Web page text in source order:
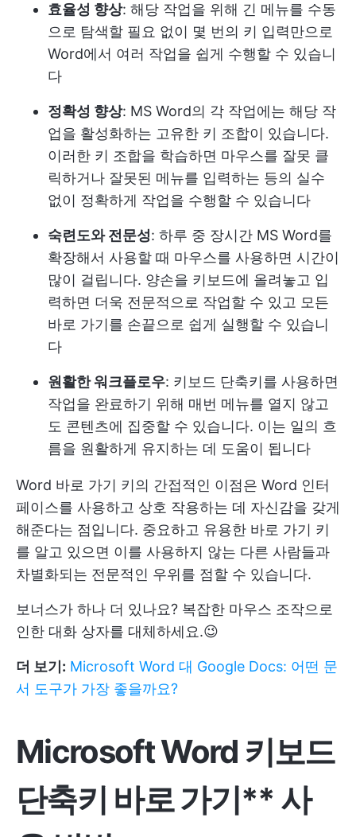
효율성 향상: 해당 작업을 위해 긴 메뉴를 수동
으로 탐색할 필요 없이 몇 번의 키 입력만으로
Word에서 여러 작업을 쉽게 수행할 수 있습니
다
정확성 향상: MS Word의 각 작업에는 해당 작
업을 활성화하는 고유한 키 조합이 있습니다.
이러한 키 조합을 학습하면 마우스를 잘못 클
릭하거나 잘못된 메뉴를 입력하는 등의 실수
없이 정확하게 작업을 수행할 수 있습니다
숙련도와 전문성: 하루 중 장시간 MS Word를
확장해서 사용할 때 마우스를 사용하면 시간이
많이 걸립니다. 양손을 키보드에 올려놓고 입
력하면 더욱 전문적으로 작업할 수 있고 모든
바로 가기를 손끝으로 쉽게 실행할 수 있습니
다
원활한 워크플로우: 키보드 단축키를 사용하면
작업을 완료하기 위해 매번 메뉴를 열지 않고
도 콘텐츠에 집중할 수 있습니다. 이는 일의 흐
름을 원활하게 유지하는 데 도움이 됩니다
Word 바로 가기 키의 간접적인 이점은 Word 인터
페이스를 사용하고 상호 작용하는 데 자신감을 갖게
해준다는 점입니다. 중요하고 유용한 바로 가기 키
를 알고 있으면 이를 사용하지 않는 다른 사람들과
차별화되는 전문적인 우위를 점할 수 있습니다.
보너스가 하나 더 있나요? 복잡한 마우스 조작으로
인한 대화 상자를 대체하세요.😉
더 보기: Microsoft Word 대 Google Docs: 어떤 문
서 도구가 가장 좋을까요?
Microsoft Word 키보드
단축키 바로 가기** 사